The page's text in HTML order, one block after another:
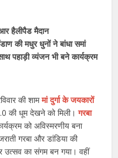
हैलीपैड मैदान
की मधुर धुनों ने बांधा समां
पहाड़ी व्यंजन भी बने कार्यक्रम
की शाममां दुर्गा के जयकारों
की धूम देखने को मिली।गरबा
को अविस्मरणीय बना
गरबा और डांडिया की
उत्सव का संगम बन गया। वहीं